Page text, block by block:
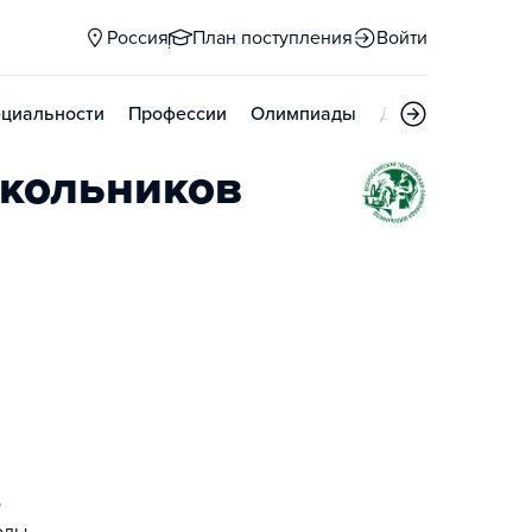
Россия План поступления Войти
Профессии Олимпиады Дни открытых